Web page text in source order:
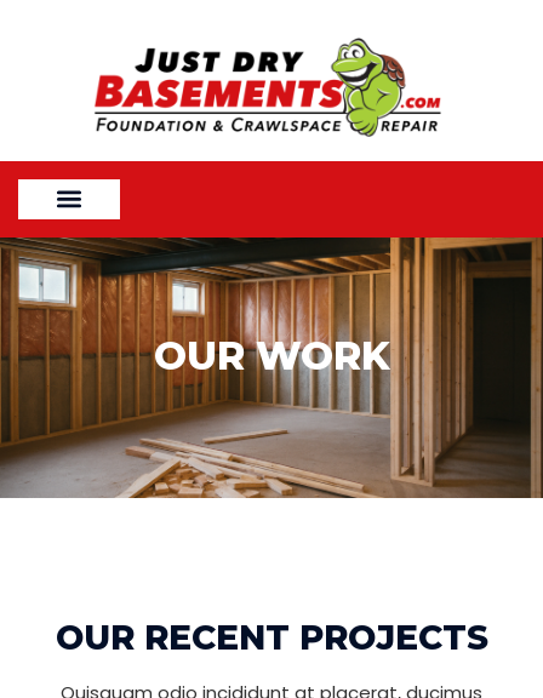
OUR WORK
OUR RECENT PROJECTS
Quisquam odio incididunt at placerat, ducimus